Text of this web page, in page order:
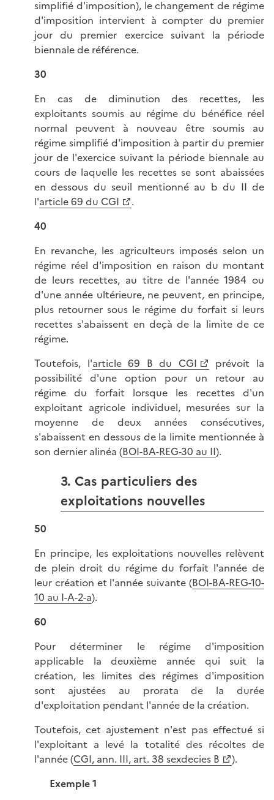
simplifié d'imposition), le changement de régime
d'imposition intervient à compter du premier
jour du premier exercice suivant la période
biennale de référence.
30
En cas de diminution des recettes, les
exploitants soumis au régime du bénéfice réel
normal peuvent à nouveau être soumis au
régime simplifié d'imposition à partir du premier
jour de l'exercice suivant la période biennale au
cours de laquelle les recettes se sont abaissées
en dessous du seuil mentionné au b du II de
l'article 69 du CGI
.
40
En revanche, les agriculteurs imposés selon un
régime réel d'imposition en raison du montant
de leurs recettes, au titre de l'année 1984 ou
d'une année ultérieure, ne peuvent, en principe,
plus retourner sous le régime du forfait si leurs
recettes s'abaissent en deçà de la limite de ce
régime.
Toutefois, l'article 69 B du CGI
prévoit la
possibilité d'une option pour un retour au
régime du forfait lorsque les recettes d'un
exploitant agricole individuel, mesurées sur la
moyenne de deux années consécutives,
s'abaissent en dessous de la limite mentionnée à
son dernier alinéa (BOI-BA-REG-30 au II).
3. Cas particuliers des
exploitations nouvelles
50
En principe, les exploitations nouvelles relèvent
de plein droit du régime du forfait l'année de
leur création et l'année suivante (BOI-BA-REG-10-
10 au I-A-2-a).
60
Pour déterminer le régime d'imposition
applicable la deuxième année qui suit la
création, les limites des régimes d'imposition
sont ajustées au prorata de la durée
d'exploitation pendant l'année de la création.
Toutefois, cet ajustement n'est pas effectué si
l'exploitant a levé la totalité des récoltes de
l'année (CGI, ann. III, art. 38 sexdecies B
).
Exemple 1